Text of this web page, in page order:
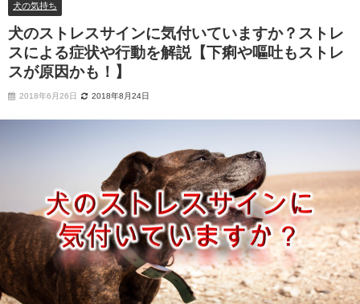
犬の気持ち
犬のストレスサインに気付いていますか？ストレ
スによる症状や行動を解説【下痢や嘔吐もストレ
スが原因かも！】
2018年6月26日 2018年8月24日